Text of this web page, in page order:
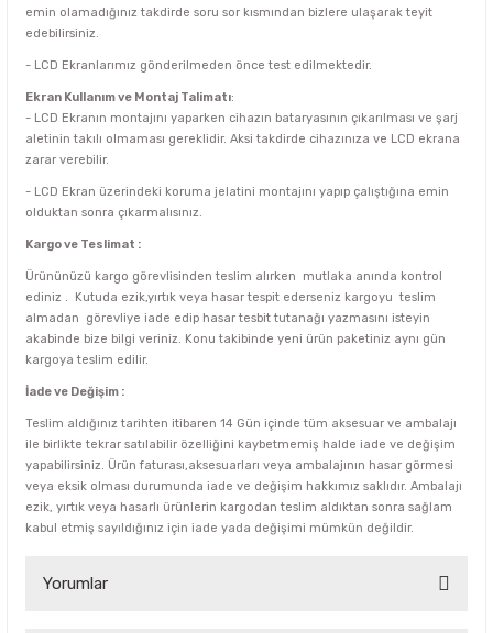
emin olamadığınız takdirde soru sor kısmından bizlere ulaşarak teyit
edebilirsiniz.
- LCD Ekranlarımız gönderilmeden önce test edilmektedir.
Ekran Kullanım ve Montaj Talimatı:
- LCD Ekranın montajını yaparken cihazın bataryasının çıkarılması ve şarj
aletinin takılı olmaması gereklidir. Aksi takdirde cihazınıza ve LCD ekrana
zarar verebilir.
- LCD Ekran üzerindeki koruma jelatini montajını yapıp çalıştığına emin
olduktan sonra çıkarmalısınız.
Kargo ve Teslimat :
Ürününüzü kargo görevlisinden teslim alırken mutlaka anında kontrol
ediniz . Kutuda ezik,yırtık veya hasar tespit ederseniz kargoyu teslim
almadan görevliye iade edip hasar tesbit tutanağı yazmasını isteyin
akabinde bize bilgi veriniz. Konu takibinde yeni ürün paketiniz aynı gün
kargoya teslim edilir.
İade ve Değişim :
Teslim aldığınız tarihten itibaren 14 Gün içinde tüm aksesuar ve ambalajı
ile birlikte tekrar satılabilir özelliğini kaybetmemiş halde iade ve değişim
yapabilirsiniz. Ürün faturası,aksesuarları veya ambalajının hasar görmesi
veya eksik olması durumunda iade ve değişim hakkımız saklıdır. Ambalajı
ezik, yırtık veya hasarlı ürünlerin kargodan teslim aldıktan sonra sağlam
kabul etmiş sayıldığınız için iade yada değişimi mümkün değildir.
Yorumlar